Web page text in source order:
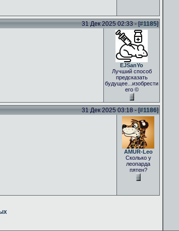
31 Дек 2025 02:33 - [#1185]
EJSanYo
Лучший способ
предсказать
будущее...изобрести
его ©
31 Дек 2025 03:18 - [#1186]
AMUR-Leo
Сколько у
леопарда
пятен?